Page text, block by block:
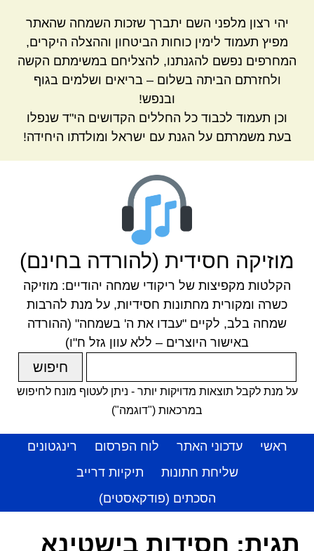
יהי רצון מלפני השם יתברך שזכות השמחה שהאתר
מפיץ תעמוד לימין כוחות הביטחון וההצלה היקרים,
המחרפים נפשם להגנתנו, להצליחם במשימתם הקשה
ולחזרתם הביתה בשלום – בריאים ושלמים בגוף
ובנפש!
וכן תעמוד לכבוד כל החללים הקדושים הי"ד שנפלו
בעת משמרתם על הגנת עם ישראל ומולדתו היחידה!
מוזיקה חסידית (להורדה בחינם)
הקלטות מקפיצות של ריקודי שמחה יהודיים: מוזיקה
כשרה ומקורית מחתונות חסידיות, על מנת להרבות
שמחה בלב, לקיים "עבדו את ה' בשמחה" (ההורדה
באישור היוצרים – ללא עוון גזל ח"ו)
על מנת לקבל תוצאות מדויקות יותר - ניתן לעטוף מונח לחיפוש
במרכאות ("דוגמה")
ראשי עדכוני האתר לוח הפרסום
רינגטונים
שליחת חתונות
תיקיות דרייב
הסכתים (פודקאסטים)
תגית: חסידות בישטינא